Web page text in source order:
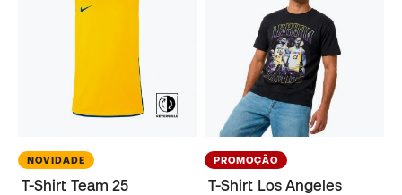
NOVIDADE
T-Shirt Team 25
PROMOÇÃO
T-Shirt Los Angeles